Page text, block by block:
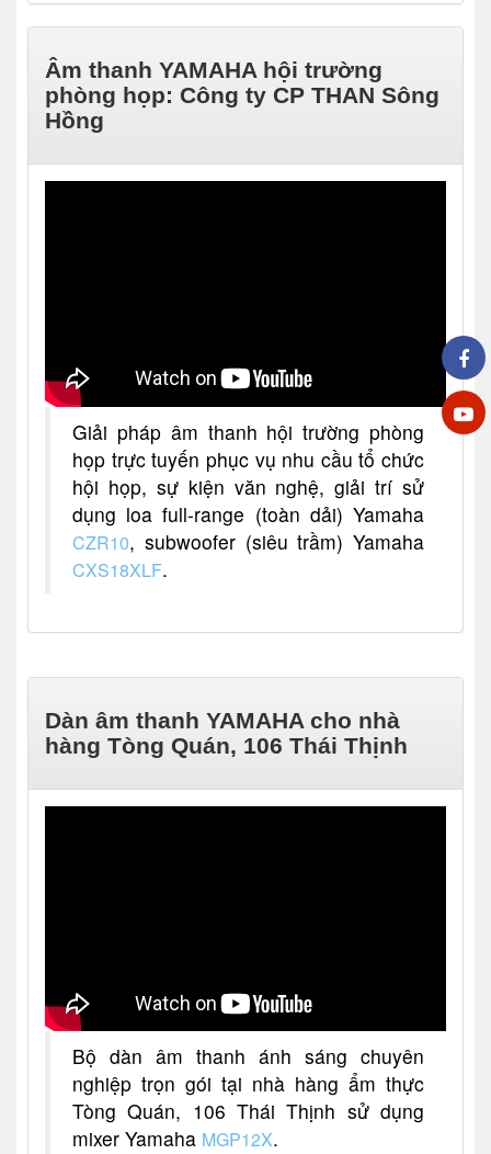
Âm thanh YAMAHA hội trường
phòng họp: Công ty CP THAN Sông
Hồng
Giải pháp âm thanh hội trường phòng
họp trực tuyến phục vụ nhu cầu tổ chức
hội họp, sự kiện văn nghệ, giải trí sử
dụng loa full-range (toàn dải) Yamaha
CZR10, subwoofer (siêu trầm) Yamaha
CXS18XLF.
Dàn âm thanh YAMAHA cho nhà
hàng Tòng Quán, 106 Thái Thịnh
Bộ dàn âm thanh ánh sáng chuyên
nghiệp trọn gói tại nhà hàng ẩm thực
Tòng Quán, 106 Thái Thịnh sử dụng
mixer Yamaha MGP12X.